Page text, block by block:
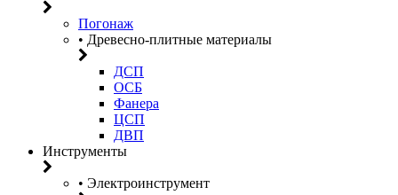
Погонаж
• Древесно-плитные материалы
ДСП
ОСБ
Фанера
ЦСП
ДВП
Инструменты
• Электроинструмент